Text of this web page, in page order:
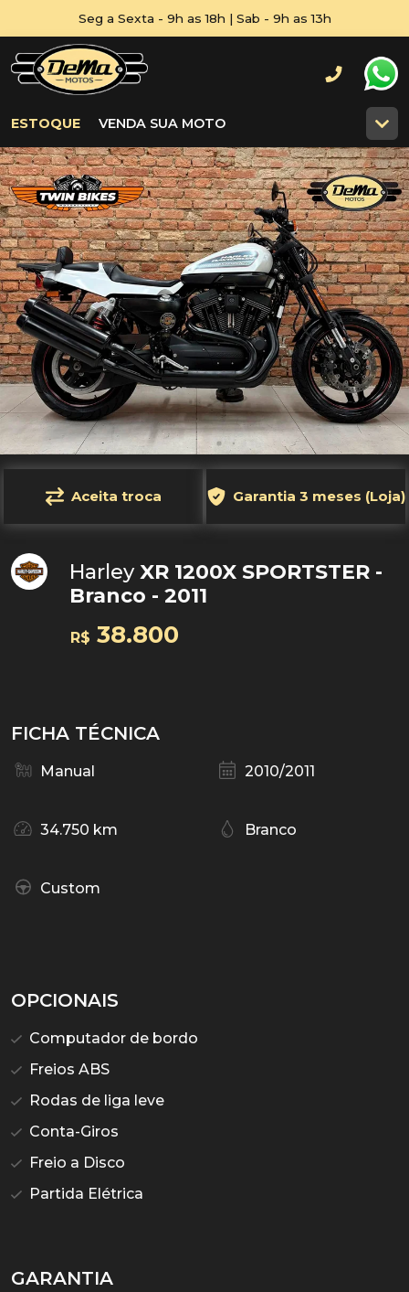
Seg a Sexta - 9h as 18h | Sab - 9h as 13h
ESTOQUE VENDA SUA MOTO
Aceita troca Garantia 3 meses (Loja)
HarleyXR 1200X SPORTSTER -
Branco - 2011
R$ 38.800
FICHA TÉCNICA
Manual 2010/2011
34.750 km Branco
Custom
OPCIONAIS
Computador de bordo
Freios ABS
Rodas de liga leve
Conta-Giros
Freio a Disco
Partida Elétrica
GARANTIA